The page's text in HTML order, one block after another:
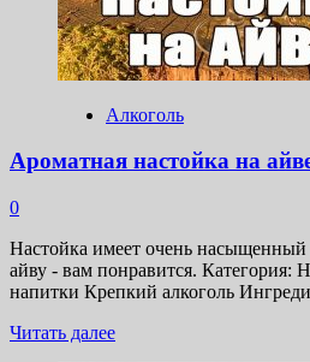
Алкоголь
Ароматная настойка на
0
Настойка имеет очень
айву - вам понравится. Категория:
напитки Крепкий алкоголь
Читать далееПрочитать